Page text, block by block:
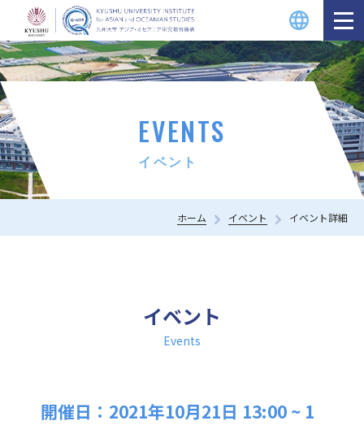
EVENTS
イベント
ホーム イベント イベント詳細
イベント
Events
開催日：2021年10月21日 13:00 ~ 1